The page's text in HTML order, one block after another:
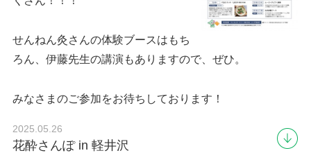
せんねん灸さんの体験ブースはもち
ろん、伊藤先生の講演もありますので、ぜひ。
みなさまのご参加をお待ちしております！
2025.05.26
花酔さんぽ in 軽井沢